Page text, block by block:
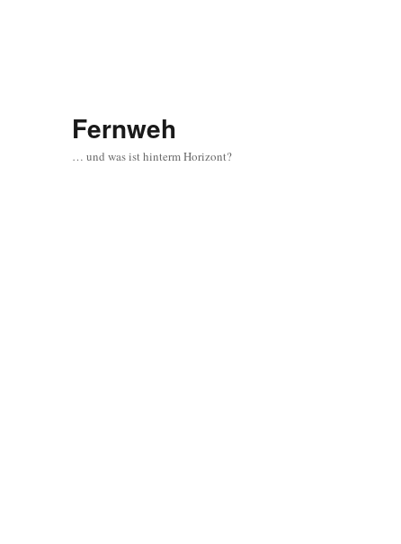
Fernweh
… und was ist hinterm Horizont?